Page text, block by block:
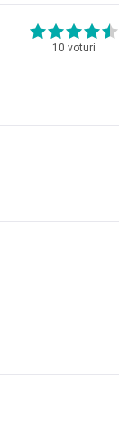
10 voturi